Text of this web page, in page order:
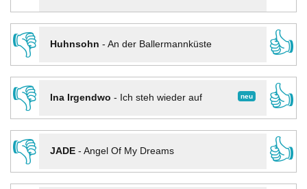
👎
Huhnsohn - An der Ballermannküste
👍
👎
neu
Ina Irgendwo - Ich steh wieder auf
👍
👎
JADE- Angel Of My Dreams
👍